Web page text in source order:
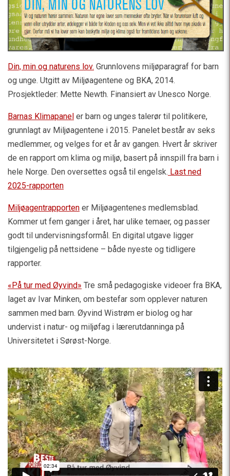
Din, min og naturens lov. Grunnlovens miljøparagraf for barn
og unge. Utgitt av Miljøagentene og BKA, 2014.
Prosjektleder: Mette Newth. Finansiert av Unesco Norge.
Barnas Klimapanel er barn og unges talerør til politikere,
grunnlagt av Miljøagentene i 2015. Panelet består av seks
medlemmer, og velges for et år av gangen. Hvert år skriver
de en rapport om klima og miljø, basert på innspill fra barn i
hele Norge. Den oversettes også til engelsk. Last ned
2025-rapporten
Miljøagentrapporten er Miljøagentenes medlemsblad.
Kommer ut fem ganger i året, har ulike temaer, og passer
godt til undervisningsformål. En digital utgave ligger
tilgjengelig på nettsidene – både nyeste og tidligere
rapporter.
«På tur med Øyvind» Tre små pedagogiske videoer fra BKA,
laget av Ivar Minken, om bestefar som opplever naturen
sammen med barn. Øyvind Wistrøm er biolog og har
undervist i natur- og miljøfag i lærerutdanninga på
Universitetet i Sørøst-Norge.